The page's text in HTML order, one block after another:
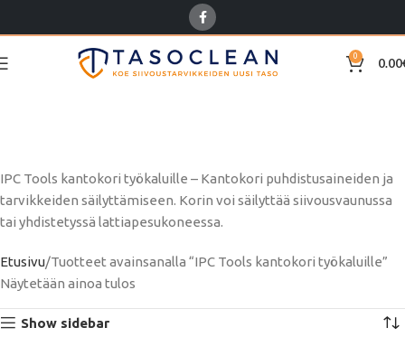
0 0.00
IPC Tools kantokori työkaluille – Kantokori puhdistusaineiden ja
tarvikkeiden säilyttämiseen. Korin voi säilyttää siivousvaunussa
tai yhdistetyssä lattiapesukoneessa.
Etusivu Tuotteet avainsanalla “IPC Tools kantokori työkaluille”
Näytetään ainoa tulos
Show sidebar